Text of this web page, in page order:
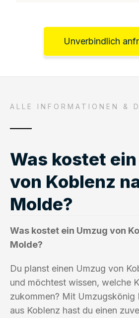
Unverbindlich
ALLE INFORMATIONEN &
Was kostet
von Koblenz
Molde?
Was kostet ein Umzug von
Molde?
Du planst einen Umzug von
und möchtest wissen, welche
zukommen? Mit Umzugskönig
aus Koblenz hast du einen